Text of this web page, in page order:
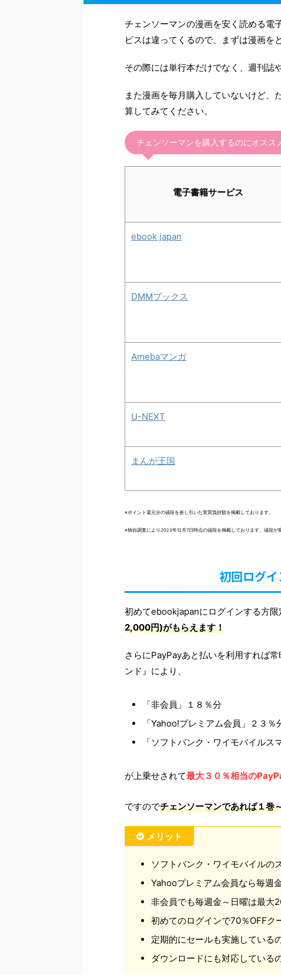
チェンソーマンの漫画を安く読める電
ビスは違ってくるので、まずは漫画を
その際には単行本だけでなく、週刊誌
また漫画を毎月購入していないけど
算してみてください。
チェンソーマンを購入するのにオスス
電子書籍サービス
ebook japan
DMMブックス
Amebaマンガ
U-NEXT
まんが王国
※ポイント還元分の値段を差し引いた実質負担額を掲載しております。
※独自調査により2023年12月7日時点の値段を掲載しております。値段が
初回ログ
初めてebookjapanにログインする方限
2,000円)がもらえます！
さらにPayPayあと払いを利用すれば
ンド』により、
「非会員」１８％分
「Yahoo!プレミアム会員」２３％
「ソフトバンク・ワイモバイルス
が上乗せされて最大３０％相当の
ですのでチェンソーマンであれば１巻
メリット
ソフトバンク・ワイモバイルの
Yahooプレミアム会員なら毎週
非会員でも毎週金～日曜は最大
初めてのログインで70％OFFク
定期的にセールも実施している
ダウンロードにも対応している